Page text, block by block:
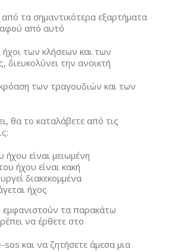
από τα σημαντικότερα εξαρτήματα
από αυτό
των κλήσεων και των
διευκολύνει την ανοικτή
των τραγουδιών και των
θα το καταλάβετε από τις
είναι μειωμένη
ήχου είναι κακή
διακεκομμένα
ήχος
τα παρακάτω
να έρθετε στο
και να ζητήσετε άμεσα μια